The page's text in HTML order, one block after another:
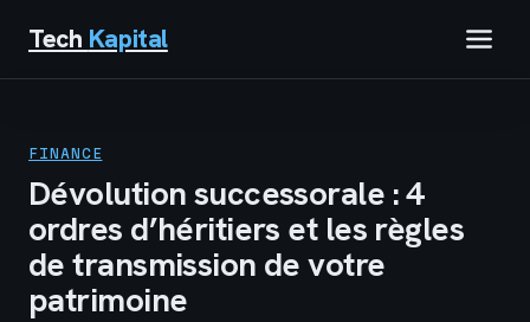
Tech Kapital
BUSINESS
MARKETING
FINANCE
Dévolution successorale : 4
ordres d’héritiers et les règles
de transmission de votre
patrimoine